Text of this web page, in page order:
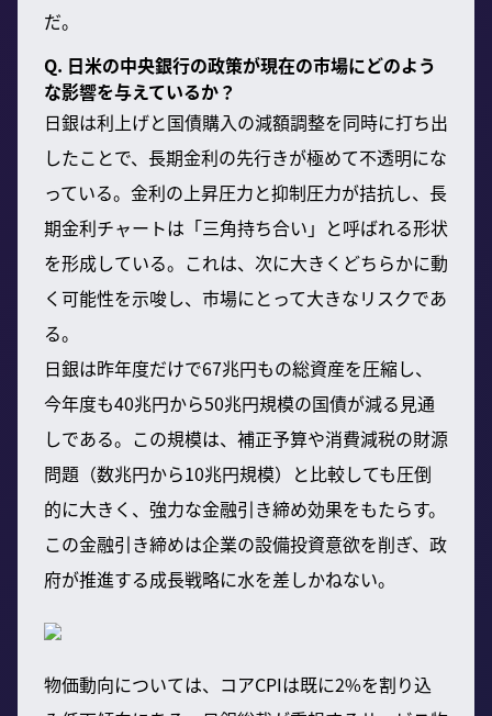
だ。
Q. 日米の中央銀行の政策が現在の市場にどのよう
な影響を与えているか？
日銀は利上げと国債購入の減額調整を同時に打ち出
したことで、長期金利の先行きが極めて不透明にな
っている。金利の上昇圧力と抑制圧力が拮抗し、長
期金利チャートは「三角持ち合い」と呼ばれる形状
を形成している。これは、次に大きくどちらかに動
く可能性を示唆し、市場にとって大きなリスクであ
る。
日銀は昨年度だけで67兆円もの総資産を圧縮し、
今年度も40兆円から50兆円規模の国債が減る見通
しである。この規模は、補正予算や消費減税の財源
問題（数兆円から10兆円規模）と比較しても圧倒
的に大きく、強力な金融引き締め効果をもたらす。
この金融引き締めは企業の設備投資意欲を削ぎ、政
府が推進する成長戦略に水を差しかねない。
物価動向については、コアCPIは既に2%を割り込